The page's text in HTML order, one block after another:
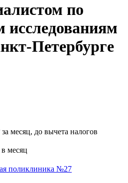
по
исследованиям
Петербурге
за месяц, до вычета налогов
месяц
поликлиника №27